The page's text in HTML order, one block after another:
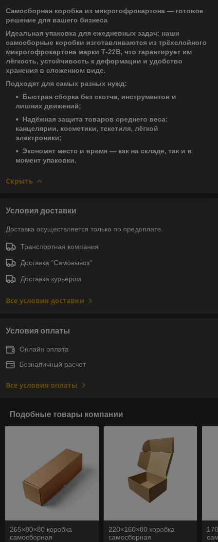
Самосборная коробка из микрогофрокартона — готовое
решение для вашего бизнеса
Идеальная упаковка для ежедневных задач: наши
самосборные коробки изготавливаются из трёхслойного
микрогофрокартона марки Т-22В, что гарантирует им
лёгкость, устойчивость к деформации и удобство
хранения в сложенном виде.
Подходят для самых разных нужд:
Быстрая сборка без скотча, инструментов и
лишних движений;
Надёжная защита товаров среднего веса:
канцелярии, косметики, текстиля, лёгкой
электроники;
Экономят место и время — как на складе, так и в
момент упаковки.
Скрыть
Условия доставки
Доставка осуществляется только по предоплате.
Транспортная компания
Доставка "Самовывоз"
Доставка курьером
Все условия доставки
Условия оплаты
Онлайн оплата
Безналичный расчет
Все условия оплаты
Подобные товары компании
265×80×80 коробка
самосборная
220×160×80 коробка
самосборная